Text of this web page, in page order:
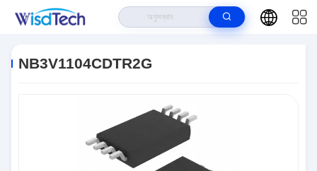
NB3V1104CDTR2G